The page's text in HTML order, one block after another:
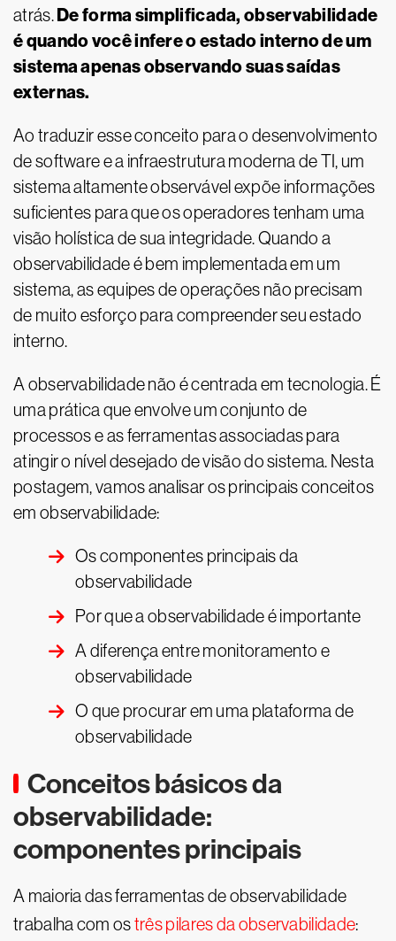
atrás.De forma simplificada, observabilidade
é quando você infere o estado interno de um
sistema apenas observando suas saídas
externas.
Ao traduzir esse conceito para o desenvolvimento
de software e a infraestrutura moderna de TI, um
sistema altamente observável expõe informações
suficientes para que os operadores tenham uma
visão holística de sua integridade. Quando a
observabilidade é bem implementada em um
sistema, as equipes de operações não precisam
de muito esforço para compreender seu estado
interno.
A observabilidade não é centrada em tecnologia. É
uma prática que envolve um conjunto de
processos e as ferramentas associadas para
atingir o nível desejado de visão do sistema. Nesta
postagem, vamos analisar os principais conceitos
em observabilidade:
Os componentes principais da
observabilidade
Por que a observabilidade é importante
A diferença entre monitoramento e
observabilidade
O que procurar em uma plataforma de
observabilidade
Conceitos básicos da
observabilidade:
componentes principais
A maioria das ferramentas de observabilidade
trabalha com ostrês pilares da observabilidade: